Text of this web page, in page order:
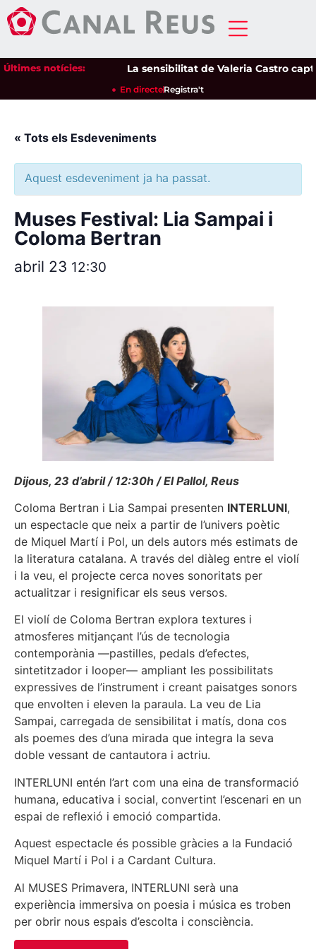
Últimes notícies: La sensibilitat de Valeria Castro
En directeRegistra't
« Tots els Esdeveniments
Aquest esdeveniment ja ha passat.
Muses Festival: Lia Sampai i
Coloma Bertran
abril 23 12:30
Dijous, 23 d’abril / 12:30h / El Pallol, Reus
Coloma Bertran i Lia Sampai presenten INTERLUNI,
un espectacle que neix a partir de l’univers poètic
de Miquel Martí i Pol, un dels autors més estimats de
la literatura catalana. A través del diàleg entre el violí
i la veu, el projecte cerca noves sonoritats per
actualitzar i resignificar els seus versos.
El violí de Coloma Bertran explora textures i
atmosferes mitjançant l’ús de tecnologia
contemporània —pastilles, pedals d’efectes,
sintetitzador i looper— ampliant les possibilitats
expressives de l’instrument i creant paisatges sonors
que envolten i eleven la paraula. La veu de Lia
Sampai, carregada de sensibilitat i matís, dona cos
als poemes des d’una mirada que integra la seva
doble vessant de cantautora i actriu.
INTERLUNI entén l’art com una eina de transformació
humana, educativa i social, convertint l’escenari en un
espai de reflexió i emoció compartida.
Aquest espectacle és possible gràcies a la Fundació
Miquel Martí i Pol i a Cardant Cultura.
Al MUSES Primavera, INTERLUNI serà una
experiència immersiva on poesia i música es troben
per obrir nous espais d’escolta i consciència.